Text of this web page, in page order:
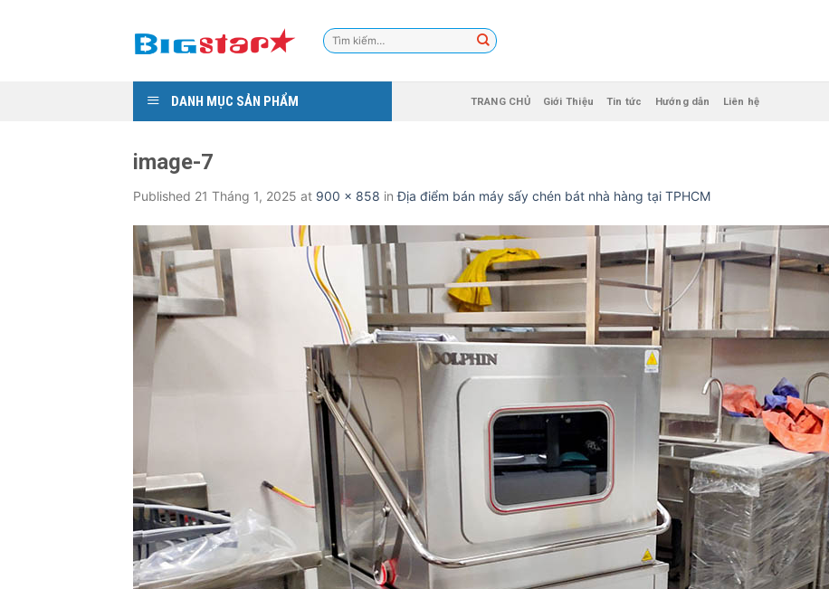
Tìm
kiếm:
DANH MỤC SẢN PHẨM TRANG CHỦ Giới Thiệu Tin tức Hướng dẫn Liên hệ
image-7
Published 21 Tháng 1, 2025 at 900 × 858 inĐịa điểm bán máy sấy chén bát nhà hàng tại TPHCM